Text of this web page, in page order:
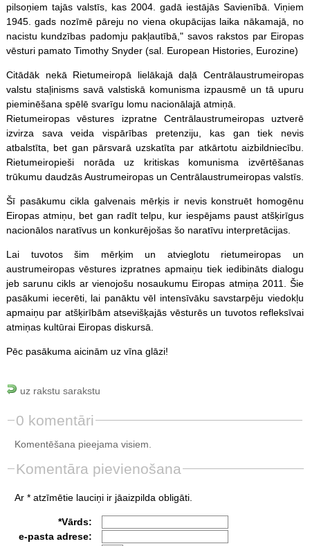
pilsoņiem tajās valstīs, kas 2004. gadā iestājās Savienībā. Viņiem
1945. gads nozīmē pāreju no viena okupācijas laika nākamajā, no
nacistu kundzības padomju pakļautībā," savos rakstos par Eiropas
vēsturi pamato Timothy Snyder (sal. European Histories, Eurozine)
Citādāk nekā Rietumeiropā lielākajā daļā Centrālaustrumeiropas
valstu staļinisms savā valstiskā komunisma izpausmē un tā upuru
pieminēšana spēlē svarīgu lomu nacionālajā atmiņā.
Rietumeiropas vēstures izpratne Centrālaustrumeiropas uztverē
izvirza sava veida vispārības pretenziju, kas gan tiek nevis
atbalstīta, bet gan pārsvarā uzskatīta par atkārtotu aizbildniecību.
Rietumeiropieši norāda uz kritiskas komunisma izvērtēšanas
trūkumu daudzās Austrumeiropas un Centrālaustrumeiropas valstīs.
Šī pasākumu cikla galvenais mērķis ir nevis konstruēt homogēnu
Eiropas atmiņu, bet gan radīt telpu, kur iespējams paust atšķirīgus
nacionālos naratīvus un konkurējošas šo naratīvu interpretācijas.
Lai tuvotos šim mērķim un atvieglotu rietumeiropas un
austrumeiropas vēstures izpratnes apmaiņu tiek iedibināts dialogu
jeb sarunu cikls ar vienojošu nosaukumu Eiropas atmiņa 2011. Šie
pasākumi iecerēti, lai panāktu vēl intensīvāku savstarpēju viedokļu
apmaiņu par atšķirībām atsevišķajās vēsturēs un tuvotos refleksīvai
atmiņas kultūrai Eiropas diskursā.
Pēc pasākuma aicinām uz vīna glāzi!
uz rakstu sarakstu
0 komentāri
Komentēšana pieejama visiem.
Komentāra pievienošana
Ar * atzīmētie lauciņi ir jāaizpilda obligāti.
*Vārds:
e-pasta adrese: